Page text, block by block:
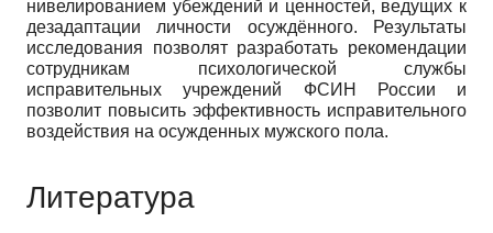
нивелированием убеждений и ценностей, ведущих к
дезадаптации личности осуждённого. Результаты
исследования позволят разработать рекомендации
сотрудникам психологической службы
исправительных учреждений ФСИН России и
позволит повысить эффективность исправительного
воздействия на осужденных мужского пола.
Литература